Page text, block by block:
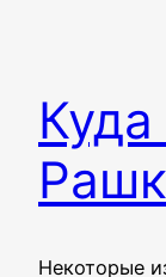
Некоторые